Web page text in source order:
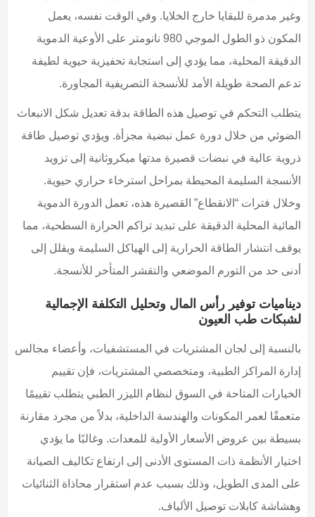
وغير مدمرة للبقايا خارج الخلايا. وفي الوقت نفسه، يعمل
المكون ذو الطول الموجي 980 نانومتر على الأوعية الدموية
الدقيقة المحلية، مما يؤدي إلى استجابة تحفيزية حيوية لطيفة
تدعم الصحة طويلة الأمد للأنسجة التصريفية المجاورة.
يتطلب التحكم في توصيل هذه الطاقة بدقة تعديل شكل الانبعاث
الضوئي من خلال دورة عمل نبضية مجزأة. ويؤدي توصيل طاقة
ذروية عالية في نبضات قصيرة مدتها ميكروثانية إلى تزويد
الأنسجة السليمة المحيطة بمراحل استرخاء حراري حيوية.
وخلال فترات “الانقطاع” القصيرة هذه، تعمل الدورة الدموية
المائية المحلية الدقيقة على تبديد تراكم الحرارة السطحية، مما
يوقف انتشار الطاقة الحرارية إلى الهياكل السليمة ويقلل إلى
أدنى حد من التورم الموضعي والتقشر المتأخر للأنسجة.
ديناميات توفير رأس المال وتحليل التكلفة الإجمالية
لشبكات طب العيون
بالنسبة إلى لجان المشتريات في المستشفيات، وأعضاء مجالس
إدارة المراكز الطبية، ومتخصصي المشتريات، فإن تقييم
الخيارات المتاحة في السوق لنظام الليزر الطبي يتطلب تقييمًا
متعمقًا لعمر المكونات والهندسة الداخلية، بدلاً من مجرد مقارنة
بسيطة بين عروض الأسعار الأولية للمعدات. وغالبًا ما يؤدي
اختيار الأنظمة ذات المستوى الأدنى إلى ارتفاع تكاليف الصيانة
على المدى الطويل، وذلك بسبب عدم استقرار محاذاة الثنائيات
وهشاشة كابلات توصيل الألياف.